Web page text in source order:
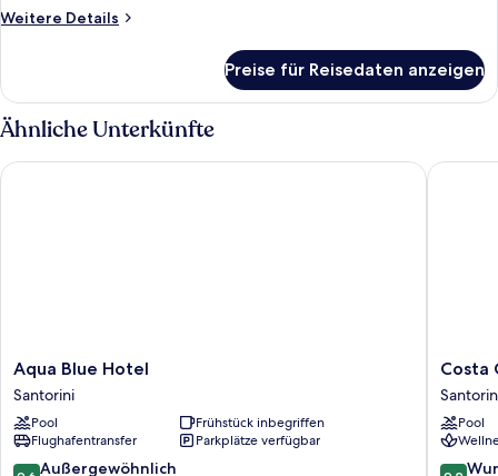
Weitere Details
Weitere
Preise für Reisedaten anzeigen
Ähnliche Unterkünfte
Aqua
Blue
Hotel
Santorini
Aqua Blue Hotel
Santorini
Pool
Frühstück inbegriffen
Flughafentransfer
Parkplätze verfügbar
9.6 Außergewöhnlich
Aqua Blue Hotel
Costa
Grand
Resort
&
Spa
Costa
Pool
9.2
Costa